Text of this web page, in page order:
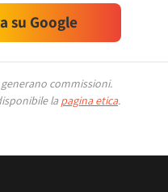
su Google
commissioni.
la pagina etica.